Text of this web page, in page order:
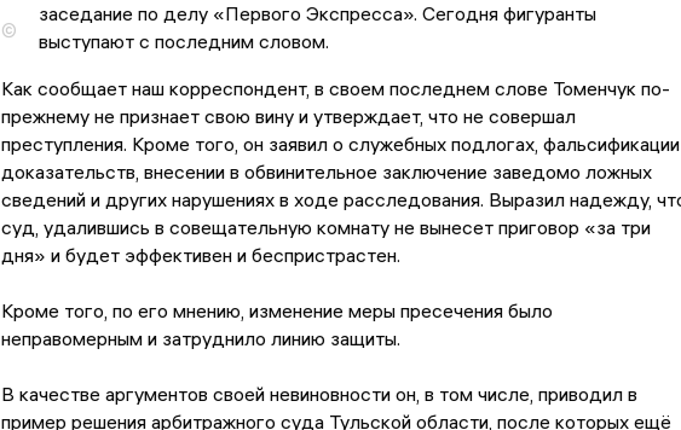
©
заседание по делу «Первого Экспресса». Сегодня фигуранты
выступают с последним словом.
Как сообщает наш корреспондент, в своем последнем слове Томенчук по-
прежнему не признает свою вину и утверждает, что не совершал
преступления. Кроме того, он заявил о служебных подлогах, фальсификации
доказательств, внесении в обвинительное заключение заведомо ложных
сведений и других нарушениях в ходе расследования. Выразил надежду,
суд, удалившись в совещательную комнату не вынесет приговор «за три
дня» и будет эффективен и беспристрастен.
Кроме того, по его мнению, изменение меры пресечения было
неправомерным и затруднило линию защиты.
В качестве аргументов своей невиновности он, в том числе, приводил в
пример решения арбитражного суда Тульской области, после которых ещё